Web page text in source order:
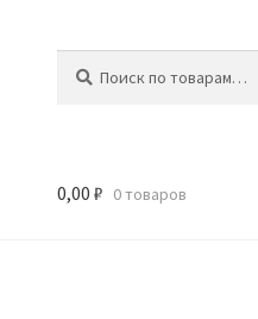
0,00 ₽ 0 товаров